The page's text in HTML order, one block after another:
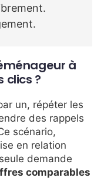
à
clics ?
un, répéter les
des rappels
scénario,
en relation
demande
comparables